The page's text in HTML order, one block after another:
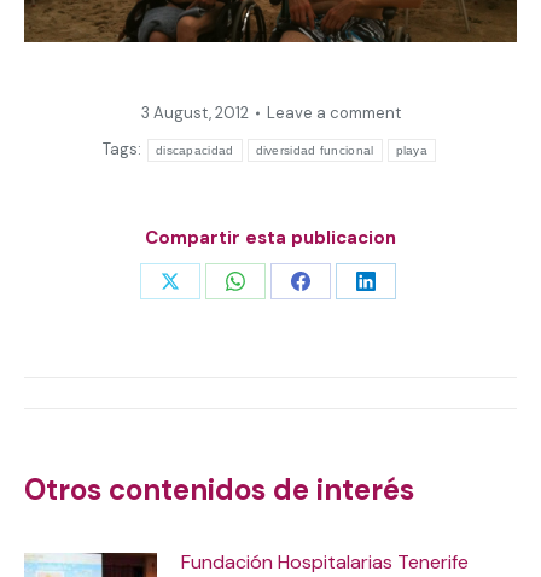
3 August, 2012
Leave a comment
Tags:
discapacidad diversidad funcional playa
Compartir esta publicacion
Share Share Share Share
Otros contenidos de interés
Fundación Hospitalarias Tenerife